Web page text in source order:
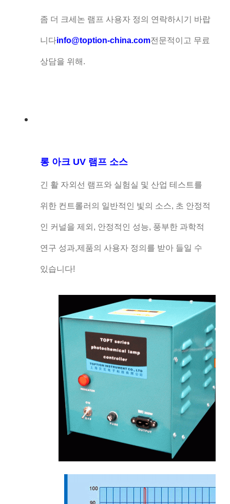
좀 더 크세논 램프 사용자 정의 연락하시기 바랍
니다info@toption-china.com전문적이고 무료
상담을 위해.
롱 아크 UV 램프 소스
긴 활 자외선 램프와 실험실 및 산업 테스트를
위한 컨트롤러의 일반적인 빛의 소스, 초 안정적
인 커널을 제외, 안정적인 성능, 풍부한 과학적
연구 성과,제품의 사용자 정의를 받아 들일 수
있습니다!